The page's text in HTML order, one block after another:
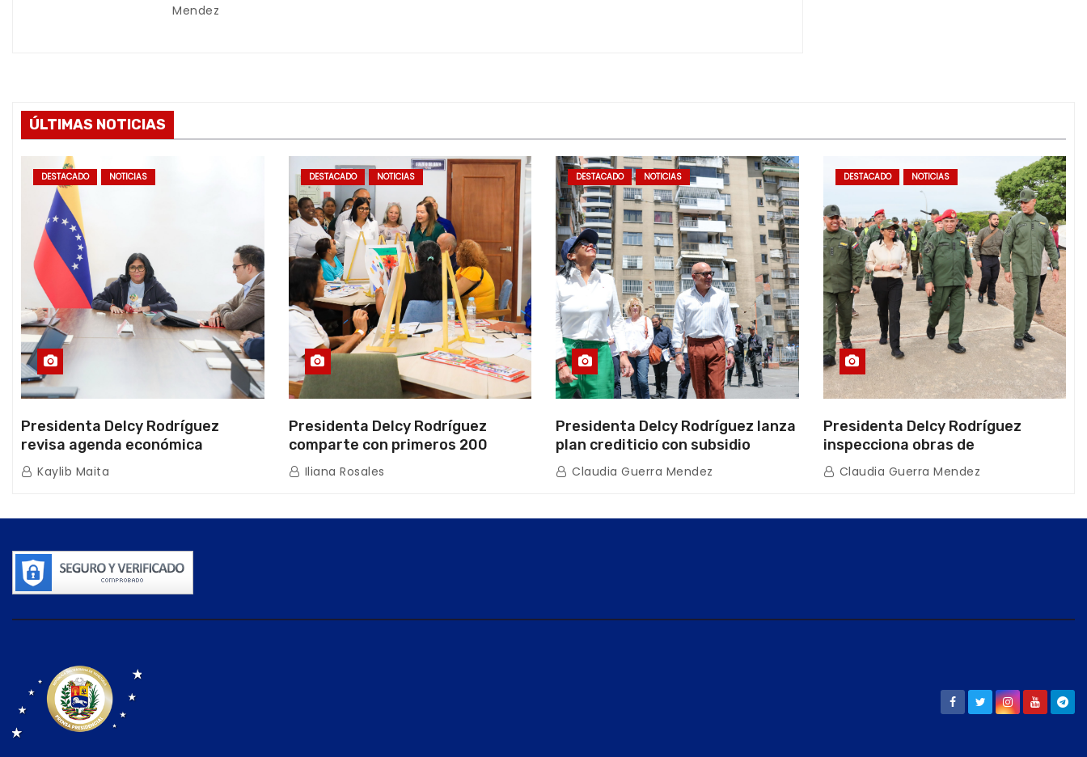
Mendez
ÚLTIMAS NOTICIAS
DESTACADO NOTICIAS
Presidenta Delcy Rodríguez
revisa agenda económica
nacional y la ejecución de fondos
de emergencia post-sismos
Kaylib Maita
DESTACADO NOTICIAS
Presidenta Delcy Rodríguez
comparte con primeros 200
beneficiarios de la nueva Casa de
los Abuelos “La Primavera” en
Iliana Rosales
DESTACADO NOTICIAS
Presidenta Delcy Rodríguez lanza
plan crediticio con subsidio
directo en encuentro con Juntas
de Condominio
Claudia Guerra Mendez
DESTACADO NOTICIAS
Presidenta Delcy Rodríguez
inspecciona obras de
restauración en Escuela Naval
tras afectaciones sísmicas en La
Claudia Guerra Mendez